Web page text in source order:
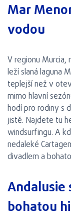
Mar
vodou
V regionu Murcia,
leží slaná laguna
teplejší než v
mimo hlavní
hodí pro rodiny s
jistě. Najdete tu
windsurfingu. A
nedaleké
divadlem a
Andalusie
bohatou